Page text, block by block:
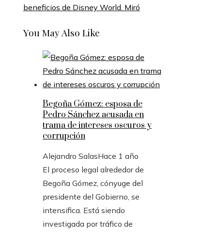
beneficios de Disney World. Miró
You May Also Like
Begoña Gómez: esposa de
Pedro Sánchez acusada en
trama de intereses oscuros y
corrupción
Alejandro SalasHace 1 año
El proceso legal alrededor de
Begoña Gómez, cónyuge del
presidente del Gobierno, se
intensifica. Está siendo
investigada por tráfico de